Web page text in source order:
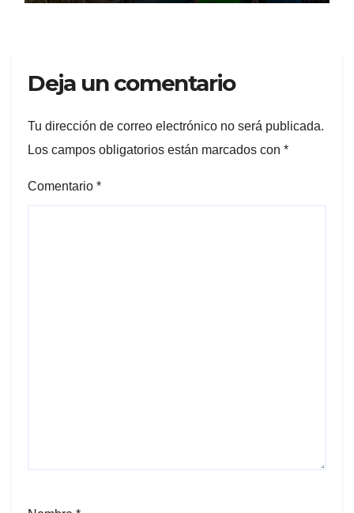
Deja un comentario
Tu dirección de correo electrónico no será publicada.
Los campos obligatorios están marcados con *
Comentario *